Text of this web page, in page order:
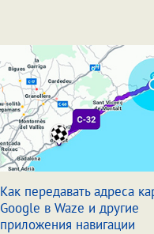
Как передавать адреса
Google в Waze и другие
приложения навигации